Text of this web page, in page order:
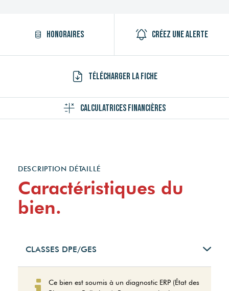
Honoraires Créez une alerte
Télécharger la fiche
Calculatrices financières
DESCRIPTION DÉTAILLÉ
Caractéristiques du
bien.
CLASSES DPE/GES
dépenses annuelles
Ce bien est soumis à un diagnostic ERP (État des